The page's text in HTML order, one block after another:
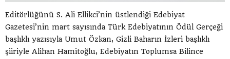
Editörlüğünü S. Ali Ellikci’nin üstlendiği Edebiyat
Gazetesi’nin mart sayısında Türk Edebiyatının Ödül Gerçeği
başlıklı yazısıyla Umut Özkan, Gizli Baharın İzleri başlıklı
şiiriyle Alihan Hamitoğlu, Edebiyatın Toplumsa Bilince